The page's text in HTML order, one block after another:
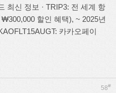
최신 정보 · TRIP3: 전 세계 항
할인 혜택), ~ 2025년
카카오페이
58#